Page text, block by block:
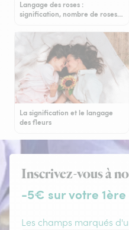
Langage des roses :
signification, nombre de roses…
La signification et le langage
des fleurs
Inscrivez-vous à
-5€ sur votre
Les champs marqués